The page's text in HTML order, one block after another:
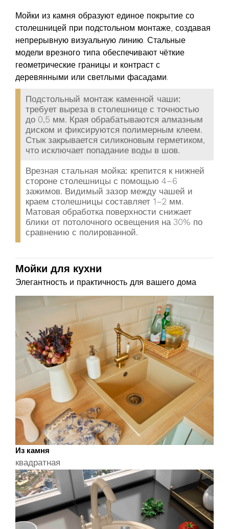
Мойки из камня образуют единое покрытие со
столешницей при подстольном монтаже, создавая
непрерывную визуальную линию. Стальные
модели врезного типа обеспечивают чёткие
геометрические границы и контраст с
деревянными или светлыми фасадами.
Подстольный монтаж каменной чаши:
требует выреза в столешнице с точностью
до 0,5 мм. Края обрабатываются алмазным
диском и фиксируются полимерным клеем.
Стык закрывается силиконовым герметиком,
что исключает попадание воды в шов.
Врезная стальная мойка: крепится к нижней
стороне столешницы с помощью 4–6
зажимов. Видимый зазор между чашей и
краем столешницы составляет 1–2 мм.
Матовая обработка поверхности снижает
блики от потолочного освещения на 30% по
сравнению с полированной.
Мойки для кухни
Элегантность и практичность для вашего дома
Из камня
квадратная